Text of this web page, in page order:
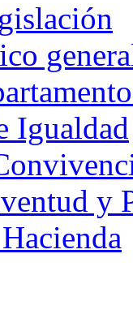
Igualdad
y